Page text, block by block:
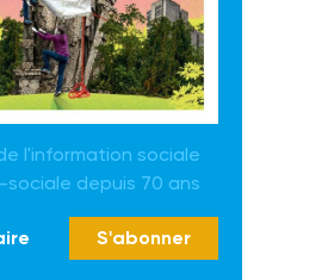
l'information sociale
depuis 70 ans
S'abonner